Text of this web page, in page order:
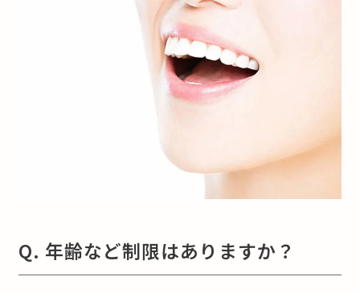
Q. 年齢など制限はありますか？